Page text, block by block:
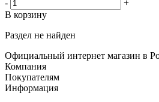
-
+
В корзину
Раздел не найден
Официальный интернет магазин в
Компания
Покупателям
Информация